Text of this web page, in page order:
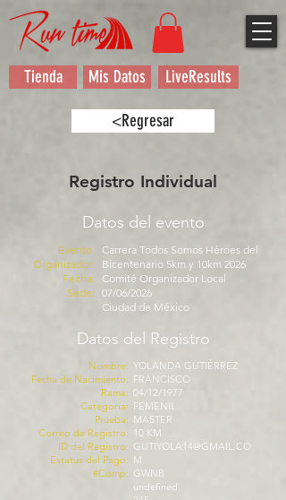
Tienda Mis Datos LiveResults
<Regresar
Registro Individual
Datos del evento
Evento:
Organizador:
Fecha:
Sede:
Carrera Todos Somos Héroes del
Bicentenario 5km y 10km 2026
Comité Organizador Local
07/06/2026
Ciudad de México
Datos del Registro
Nombre:
Fecha de Nacimiento:
Rama:
Categoría:
Prueba:
Correo de Registro:
ID del Registro:
Estatus del Pago:
#Comp:
YOLANDA GUTIÉRREZ
FRANCISCO
04/12/1977
FEMENIL
MASTER
10 KM
GUTIYOLA14@GMAIL.CO
M
GWNB
undefined